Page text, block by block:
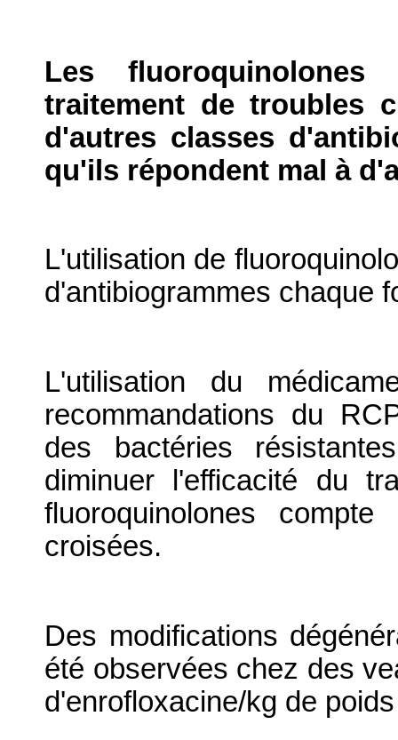
Les
traitement de troubles
d'autres classes
qu'ils répondent mal à
L'utilisation de
d'antibiogrammes chaque
L'utilisation du
recommandations du
des bactéries
diminuer l'efficacité du
fluoroquinolones
croisées.
Des modifications
été observées chez des
d'enrofloxacine/kg de